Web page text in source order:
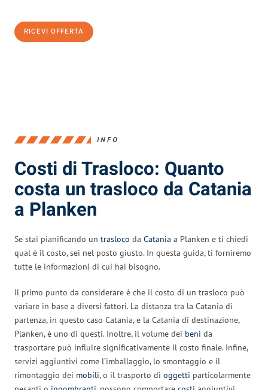
RICEVI OFFERTA
INFO
Costi di Trasloco: Quanto
costa un trasloco da Catania
a Planken
Se stai pianificando un trasloco da Catania a Planken e ti chiedi
qual è il costo, sei nel posto giusto. In questa guida, ti forniremo
tutte le informazioni di cui hai bisogno.
Il primo punto da considerare è che il costo di un trasloco può
variare in base a diversi fattori. La distanza tra la Catania di
partenza, in questo caso Catania, e la Catania di destinazione,
Planken, è uno di questi. Inoltre, il volume dei beni da
trasportare può influire significativamente il costo finale. Infine,
servizi aggiuntivi come l’imballaggio, lo smontaggio e il
rimontaggio dei mobili, o il trasporto di oggetti particolarmente